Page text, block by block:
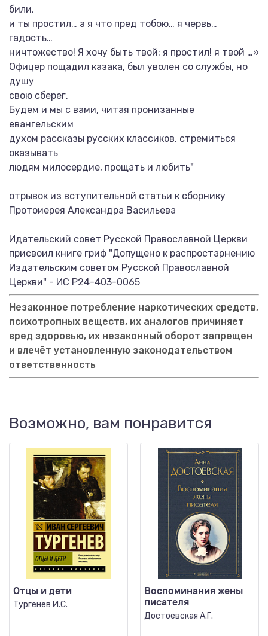
били,
и ты простил… а я что пред тобою… я червь…
гадость…
ничтожество! Я хочу быть твой: я простил! я твой …»
Офицер пощадил казака, был уволен со службы, но
душу
свою сберег.
Будем и мы с вами, читая пронизанные
евангельским
духом рассказы русских классиков, стремиться
оказывать
людям милосердие, прощать и любить"
отрывок из вступительной статьи к сборнику
Протоиерея Александра Васильева
Идательский совет Русской Православной Церкви
присвоил книге гриф "Допущено к распростарнению
Издательским советом Русской Православной
Церкви" - ИС Р24-403-0065
Незаконное потребление наркотических средств,
психотропных веществ, их аналогов причиняет
вред здоровью, их незаконный оборот запрещен
и влечёт установленную законодательством
ответственность
Возможно, вам понравится
Отцы и дети
Тургенев И.С.
Воспоминания жены
писателя
Достоевская А.Г.